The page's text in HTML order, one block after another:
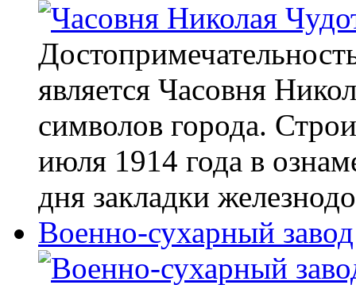
является Часовня
символов города.
июля 1914 года в
дня закладки
Военно-сухарный завод